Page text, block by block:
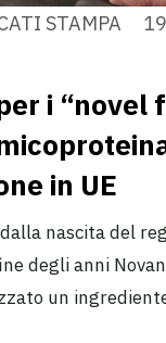
STAMPA
i “novel
in UE
nascita del
degli anni
un